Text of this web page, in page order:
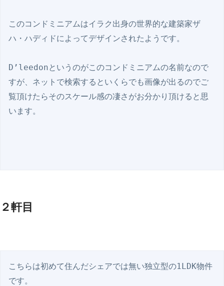
このコンドミニアムはイラク出身の世界的な建築家ザ
ハ・ハディドによってデザインされたようです。
D’leedonというのがこのコンドミニアムの名前なので
すが、ネットで検索するといくらでも画像が出るのでご
覧頂けたらそのスケール感の凄さがお分かり頂けると思
います。
２軒目
こちらは初めて住んだシェアでは無い独立型の1LDK物件
です。